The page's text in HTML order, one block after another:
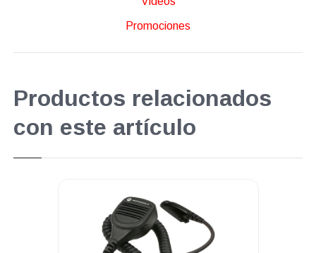
Promociones
Productos relacionados
con este artículo